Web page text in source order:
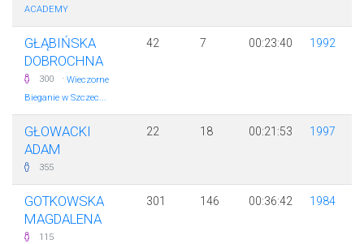
ACADEMY
GŁĄBIŃSKA
DOBROCHNA
300 · Wieczorne
Bieganie w Szczec...
42 7 00:23:40 1992
GŁOWACKI
ADAM
355
22 18 00:21:53 1997
GOTKOWSKA
MAGDALENA
115
301 146 00:36:42 1984